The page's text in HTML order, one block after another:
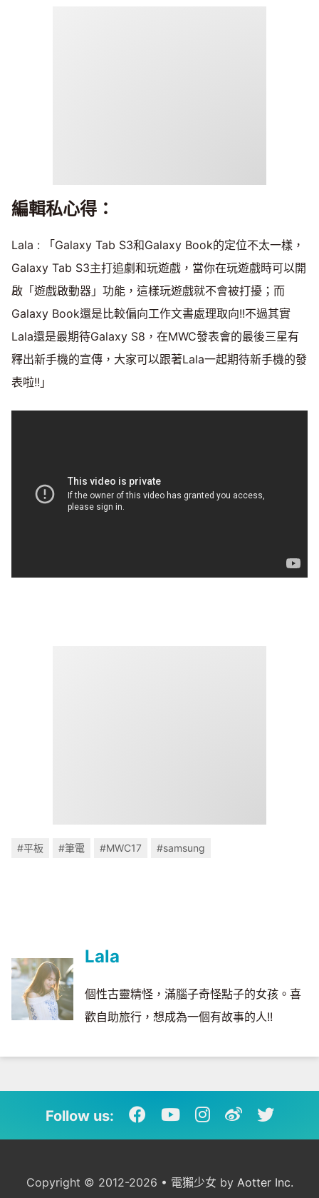
編輯私心得：
Lala : 「Galaxy Tab S3和Galaxy Book的定位不太一樣，
Galaxy Tab S3主打追劇和玩遊戲，當你在玩遊戲時可以開
啟「遊戲啟動器」功能，這樣玩遊戲就不會被打擾；而
Galaxy Book還是比較偏向工作文書處理取向!!不過其實
Lala還是最期待Galaxy S8，在MWC發表會的最後三星有
釋出新手機的宣傳，大家可以跟著Lala一起期待新手機的發
表啦!!」
#平板 #筆電 #MWC17 #samsung
Lala
個性古靈精怪，滿腦子奇怪點子的女孩。喜
歡自助旅行，想成為一個有故事的人!!
Follow us:
Copyright © 2012-2026 • 電獺少女 by Aotter Inc.